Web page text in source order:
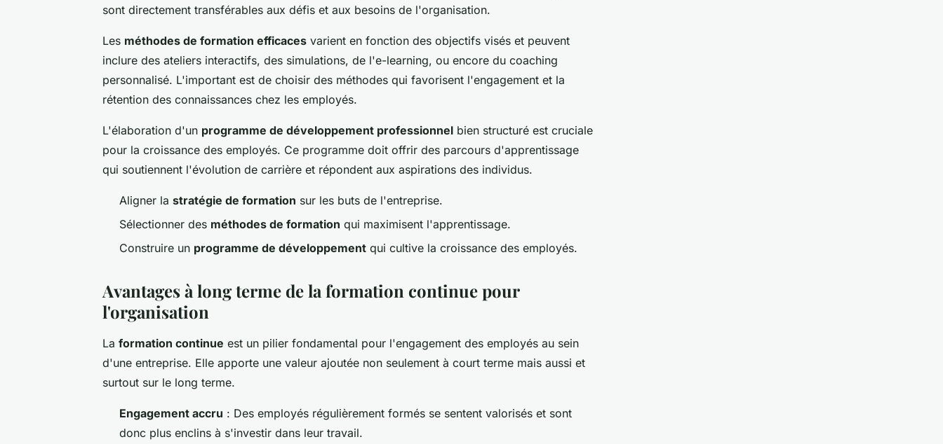
sont directement transférables aux défis et aux besoins de l'organisation.
Les méthodes de formation efficaces varient en fonction des objectifs visés et peuvent
inclure des ateliers interactifs, des simulations, de l'e-learning, ou encore du coaching
personnalisé. L'important est de choisir des méthodes qui favorisent l'engagement et la
rétention des connaissances chez les employés.
L'élaboration d'un programme de développement professionnel bien structuré est cruciale
pour la croissance des employés. Ce programme doit offrir des parcours d'apprentissage
qui soutiennent l'évolution de carrière et répondent aux aspirations des individus.
Aligner la stratégie de formation sur les buts de l'entreprise.
Sélectionner des méthodes de formation qui maximisent l'apprentissage.
Construire un programme de développement qui cultive la croissance des employés.
Avantages à long terme de la formation continue pour
l'organisation
La formation continue est un pilier fondamental pour l'engagement des employés au sein
d'une entreprise. Elle apporte une valeur ajoutée non seulement à court terme mais aussi et
surtout sur le long terme.
Engagement accru : Des employés régulièrement formés se sentent valorisés et sont
donc plus enclins à s'investir dans leur travail.